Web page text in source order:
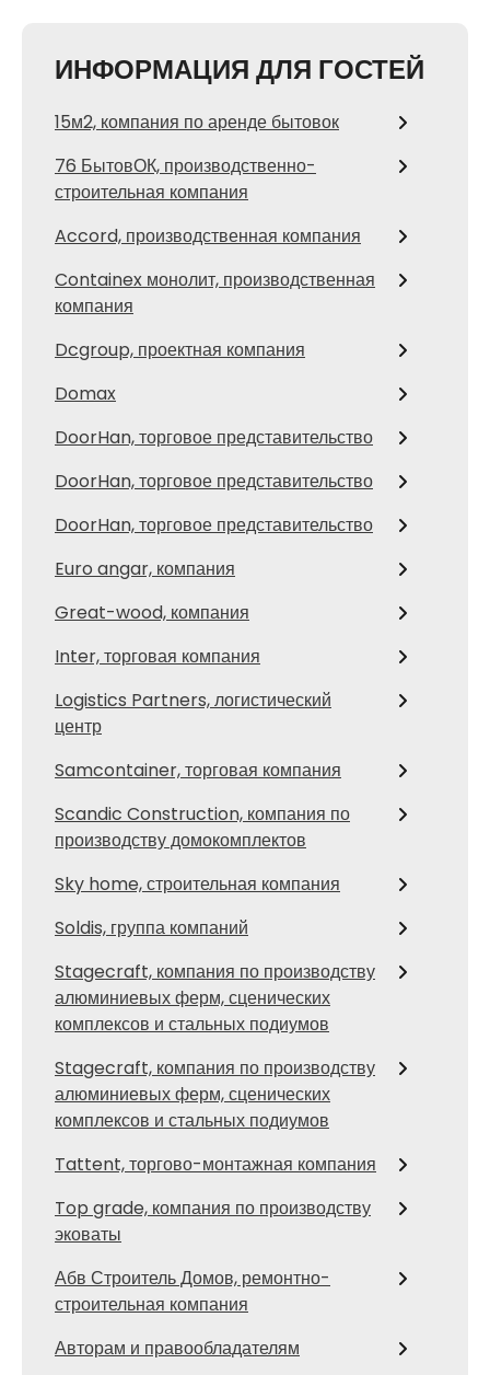
ИНФОРМАЦИЯ ДЛЯ ГОСТЕЙ
15м2, компания по аренде бытовок
76 БытовОК, производственно-
строительная компания
Accord, производственная компания
Containex монолит, производственная
компания
Dcgroup, проектная компания
Domax
DoorHan, торговое представительство
DoorHan, торговое представительство
DoorHan, торговое представительство
Euro angar, компания
Great-wood, компания
Inter, торговая компания
Logistics Partners, логистический
центр
Samcontainer, торговая компания
Scandic Construction, компания по
производству домокомплектов
Sky home, строительная компания
Soldis, группа компаний
Stagecraft, компания по производству
алюминиевых ферм, сценических
комплексов и стальных подиумов
Stagecraft, компания по производству
алюминиевых ферм, сценических
комплексов и стальных подиумов
Tattent, торгово-монтажная компания
Top grade, компания по производству
эковаты
Абв Строитель Домов, ремонтно-
строительная компания
Авторам и правообладателям